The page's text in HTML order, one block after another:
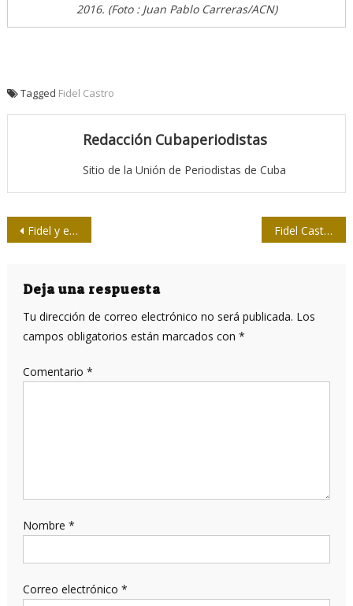
2016. (Foto : Juan Pablo Carreras/ACN)
Tagged Fidel Castro
Redacción Cubaperiodistas
Sitio de la Unión de Periodistas de Cuba
Navegación
entradas
Fidel y el periodismo: ejemplo y magisterio Fidel Castro asiste a gala cultural por su cumpleaños 90
Deja una respuesta
Tu dirección de correo electrónico no será publicada. Los
campos obligatorios están marcados con *
Comentario *
Nombre *
Correo electrónico *